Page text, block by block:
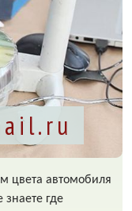
цвета автомобиля
где